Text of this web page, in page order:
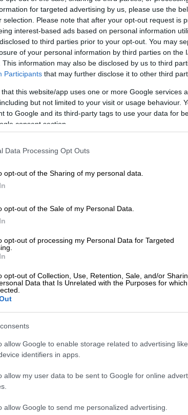
for targeted advertising by us, please use the
selection. Please note that after your opt-out request is
interest-based ads based on personal information
to third parties prior to your opt-out. You may
of your personal information by third parties on the
This information may also be disclosed by us to third
Participants that may further disclose it to other third
that this website/app uses one or more Google services
but not limited to your visit or usage behaviour.
to Google and its third-party tags to use your data for
consent section.
Data Processing Opt Outs
opt-out of the Sharing of my personal data.
opt-out of the Sale of my Personal Data.
opt-out of processing my Personal Data for Targeted
opt-out of Collection, Use, Retention, Sale, and/or
Data that Is Unrelated with the Purposes for
allow Google to enable storage related to advertising
identifiers in apps.
allow my user data to be sent to Google for online
allow Google to send me personalized advertising.
το ΕΘΝΟΣ στη Google
Ντάγκλας(Michael Douglas), στα
να επιστρέψει στην υποκριτική,
του από τα κινηματογραφικά πλατό
πρόταση γάμου από τον Σιντ
των Black Sabbath
Φεστιβάλ Κινηματογράφου του
ότιέχει απομακρυνθεί συνειδητά από
«Δουλεύω για σχεδόν 60 χρόνια και
που πεθαίνουν στο πλατό.
. Δεν λέω ότι αποσύρομαι, γιατί
Αλλά προς το παρόν, είμαι πολύ
να δουλεύει».
για την οικογένειά του, ιδιαίτερα